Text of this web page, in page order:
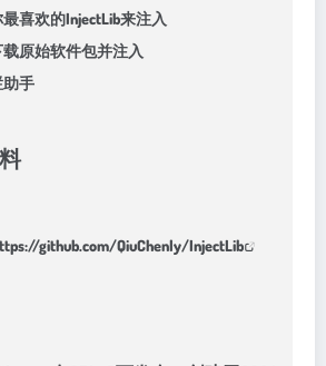
喜欢的InjectLib来注入
载原始软件包并注入
手
github.com/QiuChenly/InjectLib